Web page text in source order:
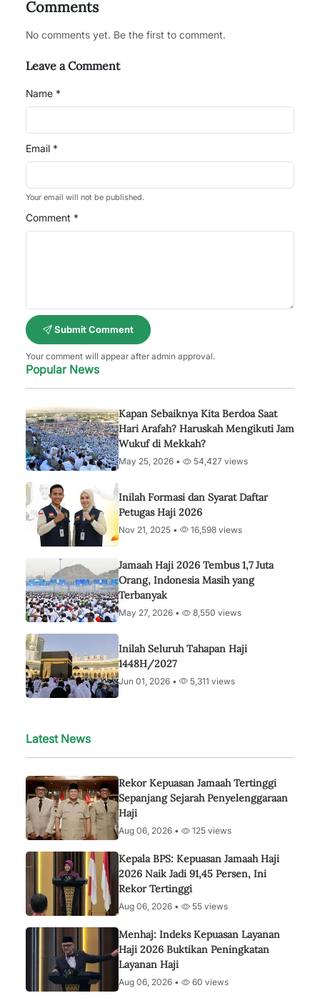
Comments
No comments yet. Be the first to comment.
Leave a Comment
Name *
Email *
Your email will not be published.
Comment *
Submit Comment
Your comment will appear after admin approval.
Popular News
Kapan Sebaiknya Kita Berdoa Saat
Hari Arafah? Haruskah Mengikuti Jam
Wukuf di Mekkah?
May 25, 2026 • 54,427 views
Inilah Formasi dan Syarat Daftar
Petugas Haji 2026
Nov 21, 2025 • 16,598 views
Jamaah Haji 2026 Tembus 1,7 Juta
Orang, Indonesia Masih yang
Terbanyak
May 27, 2026 • 8,550 views
Inilah Seluruh Tahapan Haji
1448H/2027
Jun 01, 2026 • 5,311 views
Latest News
Rekor Kepuasan Jamaah Tertinggi
Sepanjang Sejarah Penyelenggaraan
Haji
Aug 06, 2026 • 125 views
Kepala BPS: Kepuasan Jamaah Haji
2026 Naik Jadi 91,45 Persen, Ini
Rekor Tertinggi
Aug 06, 2026 • 55 views
Menhaj: Indeks Kepuasan Layanan
Haji 2026 Buktikan Peningkatan
Layanan Haji
Aug 06, 2026 • 60 views